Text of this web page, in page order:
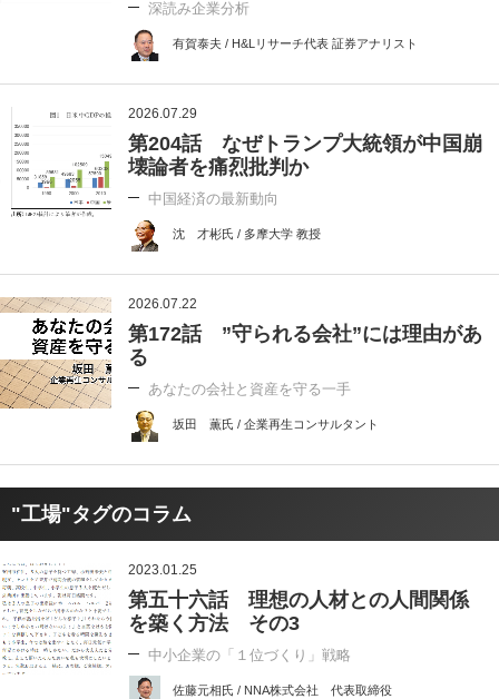
深読み企業分析
有賀泰夫 / H&Lリサーチ代表 証券アナリスト
2026.07.29
第204話 なぜトランプ大統領が中国崩
壊論者を痛烈批判か
中国経済の最新動向
沈 才彬氏 / 多摩大学 教授
2026.07.22
第172話 ”守られる会社”には理由があ
る
あなたの会社と資産を守る一手
坂田 薫氏 / 企業再生コンサルタント
"工場"タグのコラム
2023.01.25
第五十六話 理想の人材との人間関係
を築く方法 その3
中小企業の「１位づくり」戦略
佐藤元相氏 / NNA株式会社 代表取締役